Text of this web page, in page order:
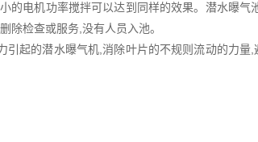
电机功率搅拌可以达到同样的效果。潜水曝气
除检查或服务,没有人员入池。
起的潜水曝气机,消除叶片的不规则流动的力量,